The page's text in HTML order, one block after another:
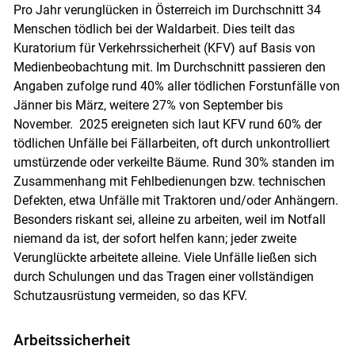
Pro Jahr verunglücken in Österreich im Durchschnitt 34
Menschen tödlich bei der Waldarbeit. Dies teilt das
Kuratorium für Verkehrssicherheit (KFV) auf Basis von
Medienbeobachtung mit. Im Durchschnitt passieren den
Angaben zufolge rund 40% aller tödlichen Forstunfälle von
Jänner bis März, weitere 27% von September bis
November. 2025 ereigneten sich laut KFV rund 60% der
tödlichen Unfälle bei Fällarbeiten, oft durch unkontrolliert
umstürzende oder verkeilte Bäume. Rund 30% standen im
Zusammenhang mit Fehlbedienungen bzw. technischen
Defekten, etwa Unfälle mit Traktoren und/​oder Anhängern.
Besonders riskant sei, alleine zu arbeiten, weil im Notfall
niemand da ist, der sofort helfen kann; jeder zweite
Verunglückte arbeitete alleine. Viele Unfälle ließen sich
durch Schulungen und das ­Tragen einer vollständigen
Schutzausrüstung vermeiden, so das KFV.
Arbeitssicherheit